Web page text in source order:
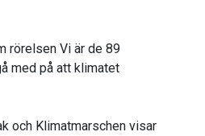
rörelsen Vi är de 89
med på att klimatet
och Klimatmarschen visar